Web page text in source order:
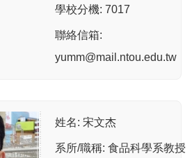
學校分機: 7017
聯絡信箱:
yumm@mail.ntou.edu.tw
姓名: 宋文杰
系所/職稱: 食品科學系教授